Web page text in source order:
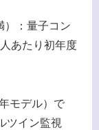
）：量子コン
あたり初年度
モデル）で
ツイン監視